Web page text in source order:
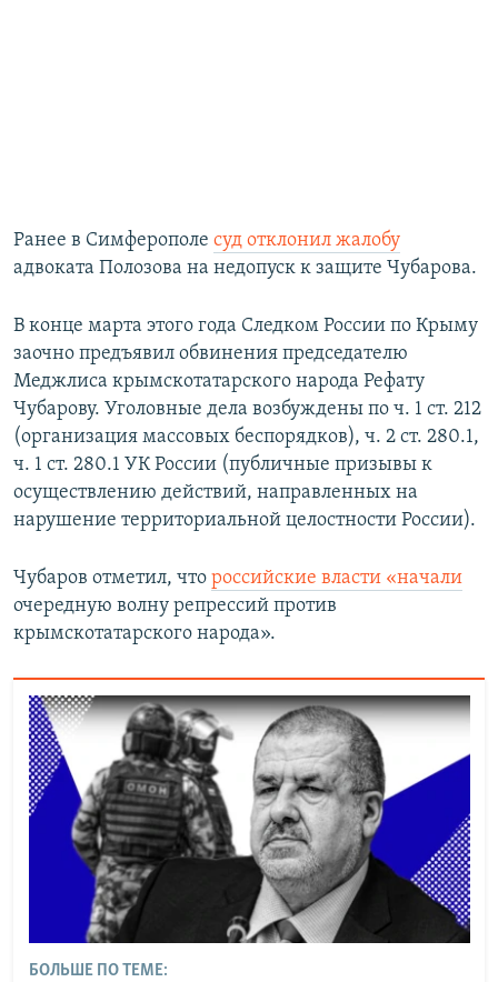
Ранее в Симферополе суд отклонил жалобу
адвоката Полозова на недопуск к защите Чубарова.
В конце марта этого года Следком России по Крыму
заочно предъявил обвинения председателю
Меджлиса крымскотатарского народа Рефату
Чубарову. Уголовные дела возбуждены по ч. 1 ст. 212
(организация массовых беспорядков), ч. 2 ст. 280.1,
ч. 1 ст. 280.1 УК России (публичные призывы к
осуществлению действий, направленных на
нарушение территориальной целостности России).
Чубаров отметил, что российские власти «начали
очередную волну репрессий против
крымскотатарского народа».
БОЛЬШЕ ПО ТЕМЕ: